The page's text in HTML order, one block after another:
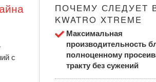
с
ПОЧЕМУ СЛЕДУЕТ
KWATRO XTREME
Максимальная
производительность
полноценному
тракту без сужений